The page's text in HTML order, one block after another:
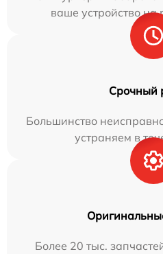
ваше устройство на
Срочный
Большинство
устраняем в
Более 20 тыс.